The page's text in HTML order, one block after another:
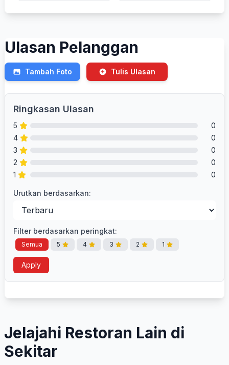
Ulasan Pelanggan
Tambah Foto Tulis Ulasan
Ringkasan Ulasan
5
0
4
0
3
0
2
0
1
0
Urutkan berdasarkan:
Filter berdasarkan peringkat:
Semua 5 4 3 2 1
Apply
Jelajahi Restoran Lain di
Sekitar